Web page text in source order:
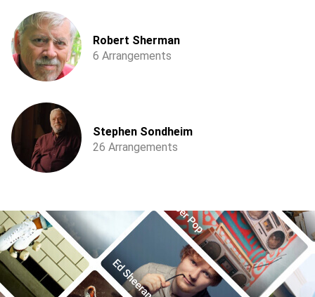
Robert Sherman
6 Arrangements
Stephen Sondheim
26 Arrangements